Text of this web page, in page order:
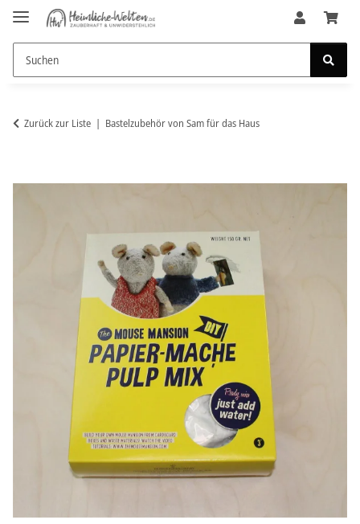
Zurück zur Liste Bastelzubehör von Sam für das Haus